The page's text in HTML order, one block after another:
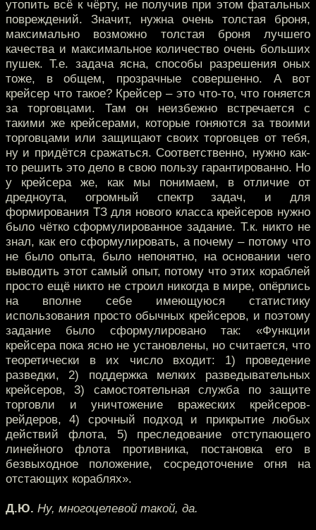
утопить всё к чёрту, не получив при этом фатальных
повреждений. Значит, нужна очень толстая броня,
максимально возможно толстая броня лучшего
качества и максимальное количество очень больших
пушек. Т.е. задача ясна, способы разрешения оных
тоже, в общем, прозрачные совершенно. А вот
крейсер что такое? Крейсер – это что-то, что гоняется
за торговцами. Там он неизбежно встречается с
такими же крейсерами, которые гоняются за твоими
торговцами или защищают своих торговцев от тебя,
ну и придётся сражаться. Соответственно, нужно как-
то решить это дело в свою пользу гарантированно. Но
у крейсера же, как мы понимаем, в отличие от
дредноута, огромный спектр задач, и для
формирования ТЗ для нового класса крейсеров нужно
было чётко сформулированное задание. Т.к. никто не
знал, как его сформулировать, а почему – потому что
не было опыта, было непонятно, на основании чего
выводить этот самый опыт, потому что этих кораблей
просто ещё никто не строил никогда в мире, опёрлись
на вполне себе имеющуюся статистику
использования просто обычных крейсеров, и поэтому
задание было сформулировано так: «Функции
крейсера пока ясно не установлены, но считается, что
теоретически в их число входит: 1) проведение
разведки, 2) поддержка мелких разведывательных
крейсеров, 3) самостоятельная служба по защите
торговли и уничтожение вражеских крейсеров-
рейдеров, 4) срочный подход и прикрытие любых
действий флота, 5) преследование отступающего
линейного флота противника, постановка его в
безвыходное положение, сосредоточение огня на
отстающих кораблях».
Д.Ю. Ну, многоцелевой такой, да.